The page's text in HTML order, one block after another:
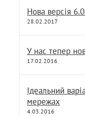
Нова версія
28.02.2017
У нас тепер
17.02.2016
Ідеальний
мережах
4.03.2016